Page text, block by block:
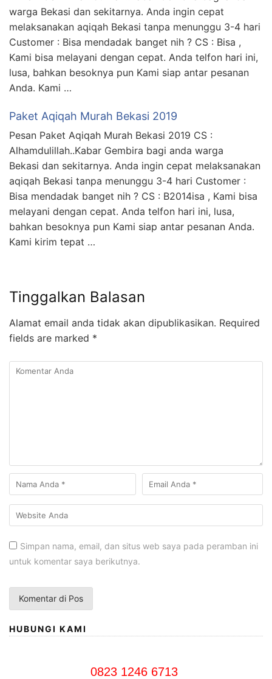
warga Bekasi dan sekitarnya. Anda ingin cepat
melaksanakan aqiqah Bekasi tanpa menunggu 3-4 hari
Customer : Bisa mendadak banget nih ? CS : Bisa ,
Kami bisa melayani dengan cepat. Anda telfon hari ini,
lusa, bahkan besoknya pun Kami siap antar pesanan
Anda. Kami …
Paket Aqiqah Murah Bekasi 2019
Pesan Paket Aqiqah Murah Bekasi 2019 CS :
Alhamdulillah..Kabar Gembira bagi anda warga
Bekasi dan sekitarnya. Anda ingin cepat melaksanakan
aqiqah Bekasi tanpa menunggu 3-4 hari Customer :
Bisa mendadak banget nih ? CS : B2014isa , Kami bisa
melayani dengan cepat. Anda telfon hari ini, lusa,
bahkan besoknya pun Kami siap antar pesanan Anda.
Kami kirim tepat …
Tinggalkan Balasan
Alamat email anda tidak akan dipublikasikan. Required
fields are marked *
Simpan nama, email, dan situs web saya pada peramban ini
untuk komentar saya berikutnya.
HUBUNGI KAMI
0823 1246 6713